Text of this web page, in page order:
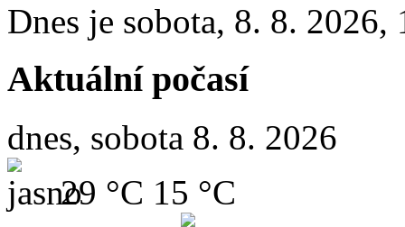
Dnes je sobota, 8. 8. 2026,
Aktuální počasí
dnes, sobota 8. 8. 2026
29 °C 15 °C